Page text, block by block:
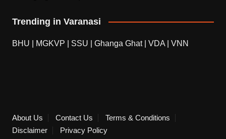
Trending in Varanasi
BHU MGKVP SSU Ghanga Ghat| VDA VNN
About Us Contact Us
Terms & Conditions
Disclaimer
Privacy Policy